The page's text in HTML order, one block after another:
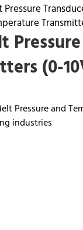
Pressure
(0-
Pressure and
industries